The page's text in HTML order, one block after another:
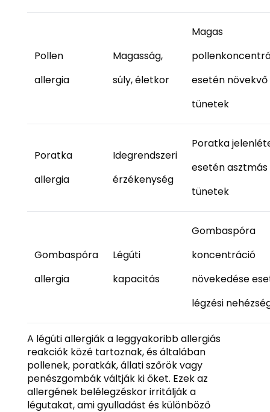
Pollen
allergia
Magasság,
súly, életkor
Magas
esetén növekvő
tünetek
Poratka
allergia
Idegrendszeri
érzékenység
Poratka
esetén asztmás
tünetek
Gombaspóra
allergia
Légúti
kapacitás
Gombaspóra
koncentráció
növekedése
légzési
A légúti allergiák a leggyakoribb allergiás
reakciók közé tartoznak, és általában
pollenek, poratkák, állati szőrök vagy
penészgombák váltják ki őket. Ezek az
allergének belélegzéskor irritálják a
légutakat, ami gyulladást és különböző